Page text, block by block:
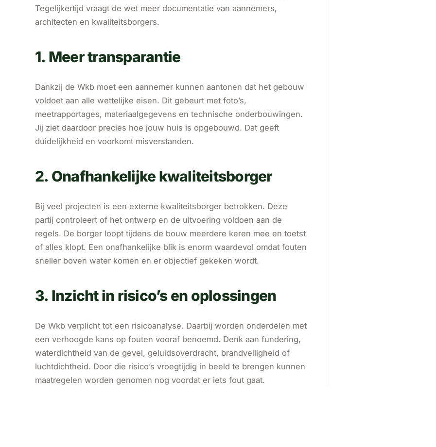
Tegelijkertijd vraagt de wet meer documentatie van aannemers,
architecten en kwaliteitsborgers.
1. Meer transparantie
Dankzij de Wkb moet een aannemer kunnen aantonen dat het gebouw
voldoet aan alle wettelijke eisen. Dit gebeurt met foto’s,
meetrapportages, materiaalgegevens en technische onderbouwingen.
Jij ziet daardoor precies hoe jouw huis is opgebouwd. Dat geeft
duidelijkheid en voorkomt misverstanden.
2. Onafhankelijke kwaliteitsborger
Bij veel projecten is een externe kwaliteitsborger betrokken. Deze
partij controleert of het ontwerp en de uitvoering voldoen aan de
regels. De borger loopt tijdens de bouw meerdere keren mee en toetst
of alles klopt. Een onafhankelijke blik is enorm waardevol omdat fouten
sneller boven water komen en er objectief gekeken wordt.
3. Inzicht in risico’s en oplossingen
De Wkb verplicht tot een risicoanalyse. Daarbij worden onderdelen met
een verhoogde kans op fouten vooraf benoemd. Denk aan fundering,
waterdichtheid van de gevel, geluidsoverdracht, brandveiligheid of
luchtdichtheid. Door die risico’s vroegtijdig in beeld te brengen kunnen
maatregelen worden genomen nog voordat er iets fout gaat.